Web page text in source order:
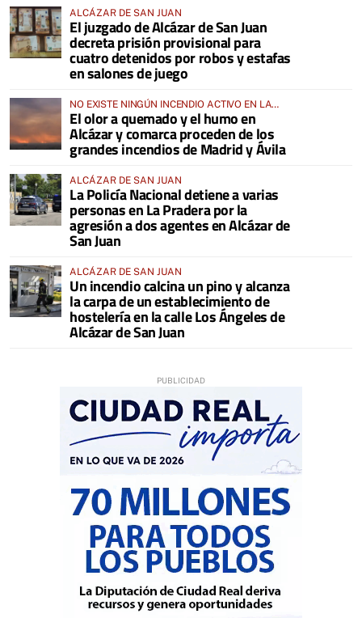
ALCÁZAR DE SAN JUAN
El juzgado de Alcázar de San Juan
decreta prisión provisional para
cuatro detenidos por robos y estafas
en salones de juego
NO EXISTE NINGÚN INCENDIO ACTIVO EN LA
COMARCA
El olor a quemado y el humo en
Alcázar y comarca proceden de los
grandes incendios de Madrid y Ávila
ALCÁZAR DE SAN JUAN
La Policía Nacional detiene a varias
personas en La Pradera por la
agresión a dos agentes en Alcázar de
San Juan
ALCÁZAR DE SAN JUAN
Un incendio calcina un pino y alcanza
la carpa de un establecimiento de
hostelería en la calle Los Ángeles de
Alcázar de San Juan